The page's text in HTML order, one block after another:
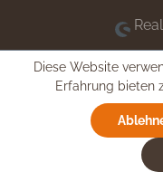
Diese Website
Erfahrung bieten